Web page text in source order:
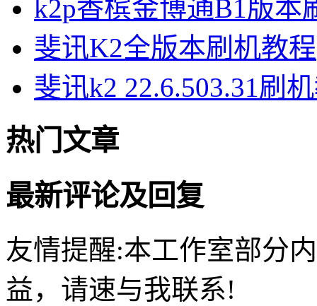
k2p香槟金博通B1版本
斐讯K2全版本刷机教程
斐讯k2 22.6.503.31刷
热门文章
最新评论及回复
友情提醒:本工作室部分
益，请速与我联系!